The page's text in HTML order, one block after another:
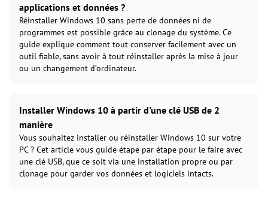
applications et données ?
Réinstaller Windows 10 sans perte de données ni de
programmes est possible grâce au clonage du système. Ce
guide explique comment tout conserver facilement avec un
outil fiable, sans avoir à tout réinstaller après la mise à jour
ou un changement d’ordinateur.
Installer Windows 10 à partir d'une clé USB de 2
manière
Vous souhaitez installer ou réinstaller Windows 10 sur votre
PC ? Cet article vous guide étape par étape pour le faire avec
une clé USB, que ce soit via une installation propre ou par
clonage pour garder vos données et logiciels intacts.